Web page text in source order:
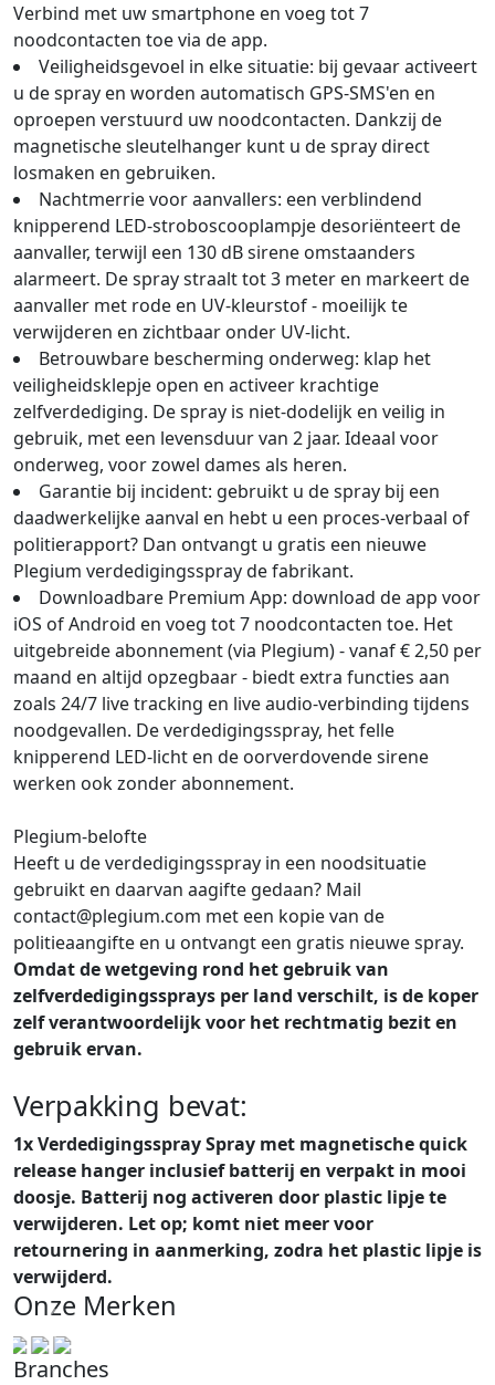
Verbind met uw smartphone en voeg tot 7
noodcontacten toe via de app.
Veiligheidsgevoel in elke situatie: bij gevaar activeert
u de spray en worden automatisch GPS-SMS'en en
oproepen verstuurd uw noodcontacten. Dankzij de
magnetische sleutelhanger kunt u de spray direct
losmaken en gebruiken.
Nachtmerrie voor aanvallers: een verblindend
knipperend LED-stroboscooplampje desoriënteert de
aanvaller, terwijl een 130 dB sirene omstaanders
alarmeert. De spray straalt tot 3 meter en markeert de
aanvaller met rode en UV-kleurstof - moeilijk te
verwijderen en zichtbaar onder UV-licht.
Betrouwbare bescherming onderweg: klap het
veiligheidsklepje open en activeer krachtige
zelfverdediging. De spray is niet-dodelijk en veilig in
gebruik, met een levensduur van 2 jaar. Ideaal voor
onderweg, voor zowel dames als heren.
Garantie bij incident: gebruikt u de spray bij een
daadwerkelijke aanval en hebt u een proces-verbaal of
politierapport? Dan ontvangt u gratis een nieuwe
Plegium verdedigingsspray de fabrikant.
Downloadbare Premium App: download de app voor
iOS of Android en voeg tot 7 noodcontacten toe. Het
uitgebreide abonnement (via Plegium) - vanaf € 2,50 per
maand en altijd opzegbaar - biedt extra functies aan
zoals 24/7 live tracking en live audio-verbinding tijdens
noodgevallen. De verdedigingsspray, het felle
knipperend LED-licht en de oorverdovende sirene
werken ook zonder abonnement.
Plegium-belofte
Heeft u de verdedigingsspray in een noodsituatie
gebruikt en daarvan aagifte gedaan? Mail
contact@plegium.com met een kopie van de
politieaangifte en u ontvangt een gratis nieuwe spray.
Omdat de wetgeving rond het gebruik van
zelfverdedigingssprays per land verschilt, is de koper
zelf verantwoordelijk voor het rechtmatig bezit en
gebruik ervan.
Verpakking bevat:
1x Verdedigingsspray Spray met magnetische quick
release hanger inclusief batterij en verpakt in mooi
doosje. Batterij nog activeren door plastic lipje te
verwijderen. Let op; komt niet meer voor
retournering in aanmerking, zodra het plastic lipje is
verwijderd.
Onze Merken
Branches